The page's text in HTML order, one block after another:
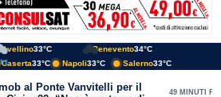
Avellino33°C Benevento34°C
Caserta33°C Napoli33°C Salerno33°C
al Ponte Vanvitelli per il
49 MINUTI FA